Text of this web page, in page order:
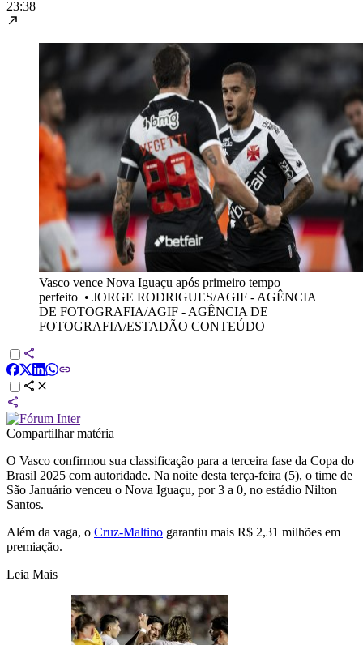
23:38
Vasco vence Nova Iguaçu após primeiro tempo
perfeito • JORGE RODRIGUES/AGIF - AGÊNCIA
DE FOTOGRAFIA/AGIF - AGÊNCIA DE
FOTOGRAFIA/ESTADÃO CONTEÚDO
Compartilhar matéria
O Vasco confirmou sua classificação para a terceira fase da Copa do
Brasil 2025 com autoridade. Na noite desta terça-feira (5), o time de
São Januário venceu o Nova Iguaçu, por 3 a 0, no estádio Nilton
Santos.
Além da vaga, o Cruz-Maltino garantiu mais R$ 2,31 milhões em
premiação.
Leia Mais